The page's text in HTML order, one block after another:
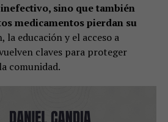
sino que también
medicamentos pierdan su
la educación y el acceso a
claves para proteger
comunidad.